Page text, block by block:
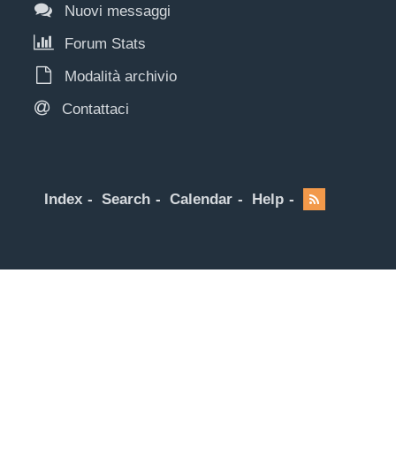
Nuovi messaggi
Forum Stats
Modalità archivio
Contattaci
Index Search Calendar Help